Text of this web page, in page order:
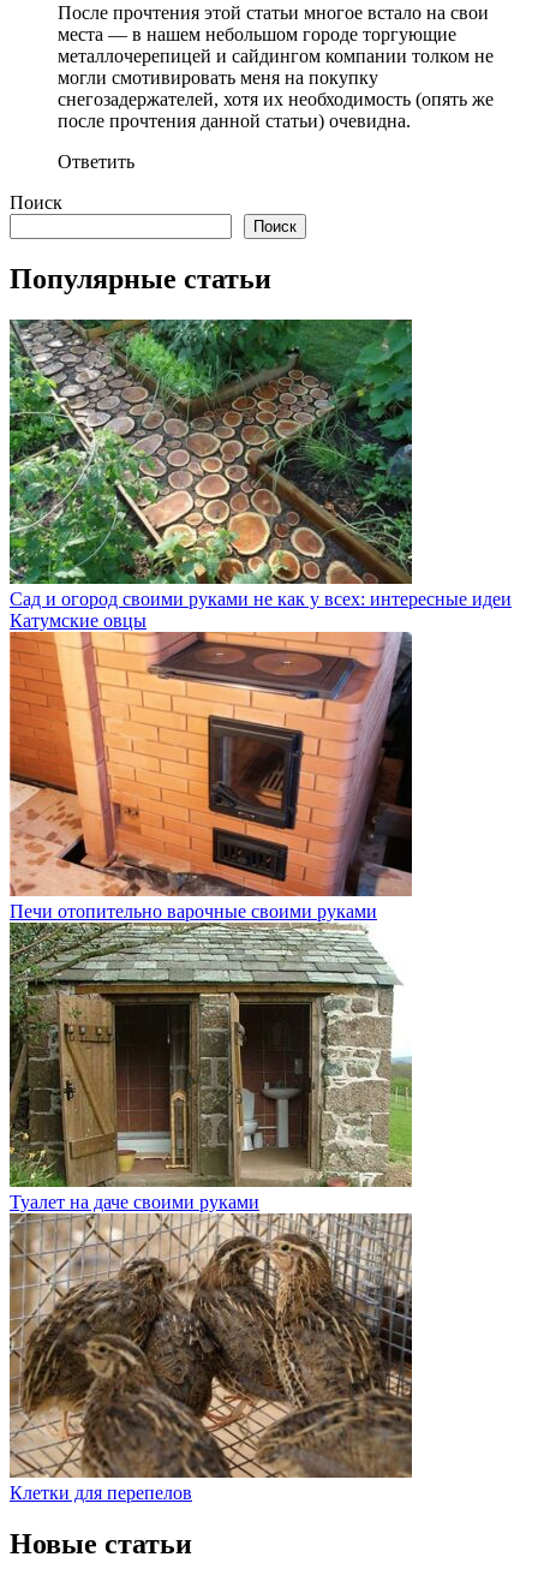
После прочтения этой статьи многое встало на свои
места — в нашем небольшом городе торгующие
металлочерепицей и сайдингом компании толком не
могли смотивировать меня на покупку
снегозадержателей, хотя их необходимость (опять же
после прочтения данной статьи) очевидна.
Ответить
Поиск
Поиск
Популярные статьи
Сад и огород своими руками не как у всех: интересные идеи
Катумские овцы
Печи отопительно варочные своими руками
Туалет на даче своими руками
Клетки для перепелов
Новые статьи